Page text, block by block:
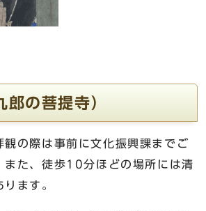
の菩提寺）
観の際は事前に文化振興課までご
また、徒歩10分ほどの場所には清
ます。